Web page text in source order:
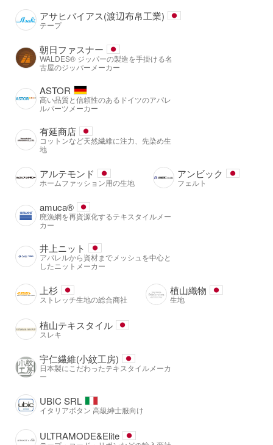
アサヒバイアス(渡辺布帛工業)
テープ
朝日ファスナー
WALDES® ジッパーの製造を手掛ける名
古屋のジッパーメーカー
ASTOR
高い品質と信頼性のあるドイツのアパレ
ルパーツメーカー
有延商店
コットンなど天然繊維に注力、先染め生
地
アルテモンド
ホームファッション用の生地
アンビック
フェルト
amuca®️
廃漁網を再資源化するテキスタイルメー
カー
井上ニット
アパレルから資材までメッシュを中心と
したニットメーカー
上杉
ストレッチ生地の総合商社
植山織物
生地
植山テキスタイル
スレキ
宇仁繊維(小紋工房)
日本製にこだわったテキスタイルメーカ
ー
UBIC SRL
イタリアボタン 高級紳士服向け
ULTRAMODE&Elite